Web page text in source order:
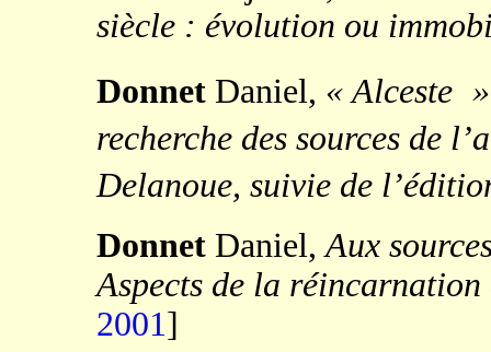
siècle : évolution ou
Donnet Daniel, «Alceste »
recherche des sources de
Delanoue, suivie de
Donnet Daniel,Aux
Aspects de la
2001]